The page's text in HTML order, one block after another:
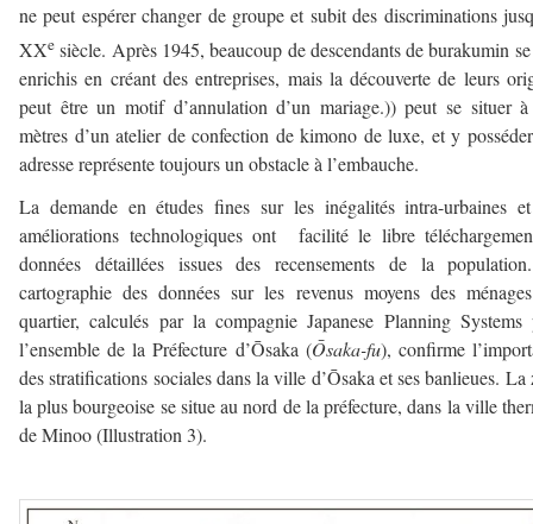
ne peut espérer changer de groupe et subit des discriminations
XXe siècle. Après 1945, beaucoup de descendants de burakumin
enrichis en créant des entreprises, mais la découverte de leurs
peut être un motif d’annulation d’un mariage.)) peut se situer
mètres d’un atelier de confection de kimono de luxe, et y
adresse représente toujours un obstacle à l’embauche.
La demande en études fines sur les inégalités intra-urbaines
améliorations technologiques ont facilité le libre
données détaillées issues des recensements de la
cartographie des données sur les revenus moyens des
quartier, calculés par la compagnie Japanese Planning Systems
l’ensemble de la Préfecture d’Ōsaka (Ōsaka-fu), confirme
des stratifications sociales dans la ville d’Ōsaka et ses banlieues. La
la plus bourgeoise se situe au nord de la préfecture, dans la ville
de Minoo (Illustration 3).